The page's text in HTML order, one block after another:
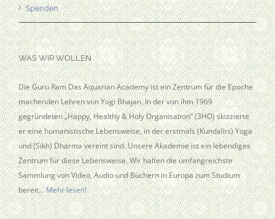
Spenden
WAS WIR WOLLEN
Die Guru Ram Das Aquarian Academy ist ein Zentrum für die Epoche
machenden Lehren von Yogi Bhajan. In der von ihm 1969
gegründeten „Happy, Healthy & Holy Organisation” (3HO) skizzierte
er eine humanistische Lebensweise, in der erstmals (Kundalini) Yoga
und (Sikh) Dharma vereint sind. Unsere Akademie ist ein lebendiges
Zentrum für diese Lebensweise. Wir halten die umfangreichste
Sammlung von Video, Audio und Büchern in Europa zum Studium
bereit…Mehr lesen!